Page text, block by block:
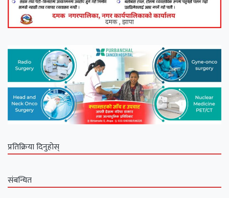
प्रतिक्रिया दिनुहोस्
संबन्धित